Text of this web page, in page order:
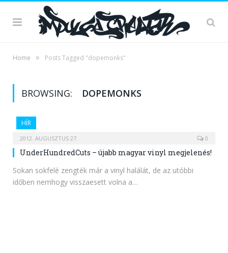
Home » Posts Tagged "dopemonks"
BROWSING: DOPEMONKS
HÍR
2012. AUGUSZTUS 27. 0
UnderHundredCuts – újabb magyar vinyl megjelenés!
Sokan sokfelé zengték már a vinyl halálát, de az utóbbi
időben nemhogy visszaesett volna a…